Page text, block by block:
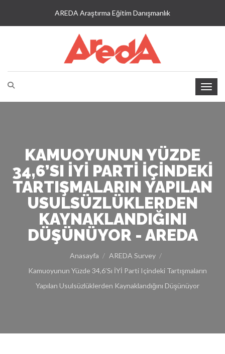
AREDA Araştırma Eğitim Danışmanlık
KAMUOYUNUN YÜZDE
34,6’SI İYİ PARTI IÇINDEKI
TARTIŞMALARIN YAPILAN
USULSÜZLÜKLERDEN
KAYNAKLANDIĞINI
DÜŞÜNÜYOR - AREDA
Anasayfa
AREDA Survey
Kamuoyunun Yüzde 34,6’sı İYİ Parti Içindeki Tartışmaların
Yapılan Usulsüzlüklerden Kaynaklandığını Düşünüyor